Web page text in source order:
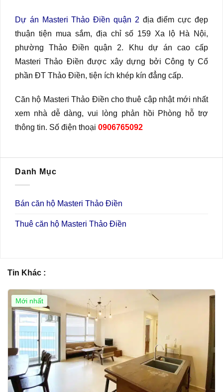
Dự án Masteri Thảo Điền quận 2 địa điểm cực đẹp
thuận tiện mua sắm, địa chỉ số 159 Xa lộ Hà Nội,
phường Thảo Điền quận 2. Khu dự án cao cấp
Masteri Thảo Điền được xây dựng bởi Công ty Cổ
phần ĐT Thảo Điền, tiện ích khép kín đẳng cấp.
Căn hộ Masteri Thảo Điền cho thuê cập nhật mới nhất
xem nhà dễ dàng, vui lòng phản hồi Phòng hỗ trợ
thông tin. Số điện thoại 0906765092
Danh Mục
Bán căn hộ Masteri Thảo Điền
Thuê căn hộ Masteri Thảo Điền
Tin Khác :
Mới nhất Giá Tốt